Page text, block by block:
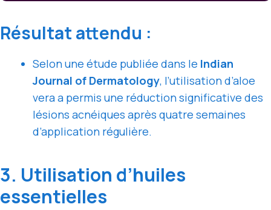
Résultat attendu :
Selon une étude publiée dans le Indian
Journal of Dermatology, l’utilisation d’aloe
vera a permis une réduction significative des
lésions acnéiques après quatre semaines
d’application régulière.
3. Utilisation d’huiles
essentielles